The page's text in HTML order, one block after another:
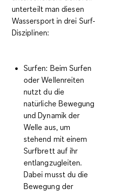
unterteilt man diesen
Wassersport indrei Surf-
Disziplinen:
Surfen: Beim Surfen
oder Wellenreiten
nutzt du die
natürliche Bewegung
und Dynamik der
Welle aus, um
stehend mit einem
Surfbrett auf ihr
entlangzugleiten.
Dabei musst du die
Bewegung der